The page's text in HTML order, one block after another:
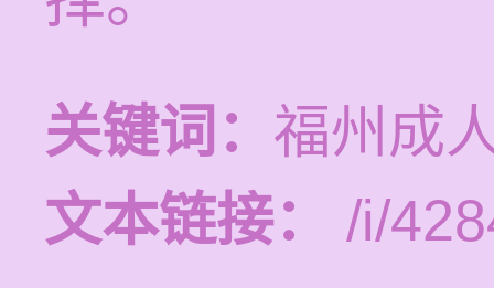
关键词： 福州成
文本链接：
/i/